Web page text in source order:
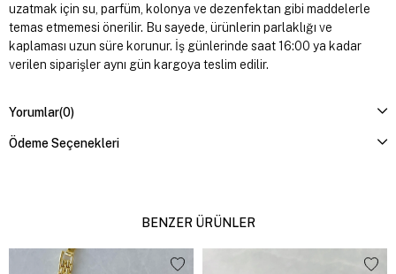
uzatmak için su, parfüm, kolonya ve dezenfektan gibi maddelerle
temas etmemesi önerilir. Bu sayede, ürünlerin parlaklığı ve
kaplaması uzun süre korunur. İş günlerinde saat 16:00 ya kadar
verilen siparişler aynı gün kargoya teslim edilir.
Yorumlar(0)
Ödeme Seçenekleri
BENZER ÜRÜNLER